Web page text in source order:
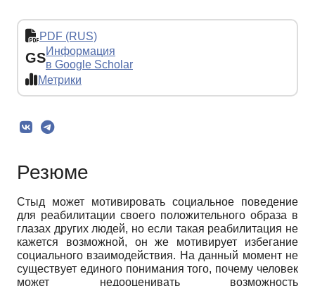
PDF (RUS)
GSИнформация
в Google Scholar
Метрики
Резюме
Стыд может мотивировать социальное поведение
для реабилитации своего положительного образа в
глазах других людей, но если такая реабилитация не
кажется возможной, он же мотивирует избегание
социального взаимодействия. На данный момент не
существует единого понимания того, почему человек
может недооценивать возможность